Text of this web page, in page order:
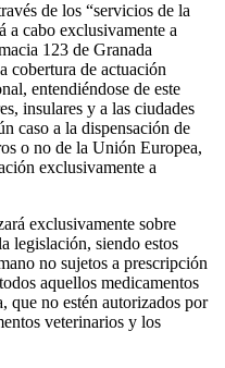
de los “servicios de la
a cabo exclusivamente a
123 de Granada
cobertura de actuación
entendiéndose de este
insulares y a las ciudades
caso a la dispensación de
o no de la Unión Europea,
exclusivamente a
exclusivamente sobre
legislación, siendo estos
no sujetos a prescripción
aquellos medicamentos
que no estén autorizados por
veterinarios y los